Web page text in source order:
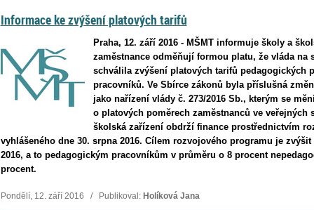
Informace ke zvýšení platových tarifů
Praha, 12. září 2016 - MŠMT informuje školy a
zaměstnance odměňují formou platu, že vláda na
schválila zvýšení platových tarifů pedagogických
pracovníků. Ve Sbírce zákonů byla příslušná
jako nařízení vlády č. 273/2016 Sb., kterým se
o platových poměrech zaměstnanců ve veřejných
školská zařízení obdrží finance prostřednictvím
vyhlášeného dne 30. srpna 2016. Cílem rozvojového programu je
2016, a to pedagogickým pracovníkům v průměru o 8 procent
procent.
Pondělí, 12. září 2016 / Publikoval: Holíková Jana